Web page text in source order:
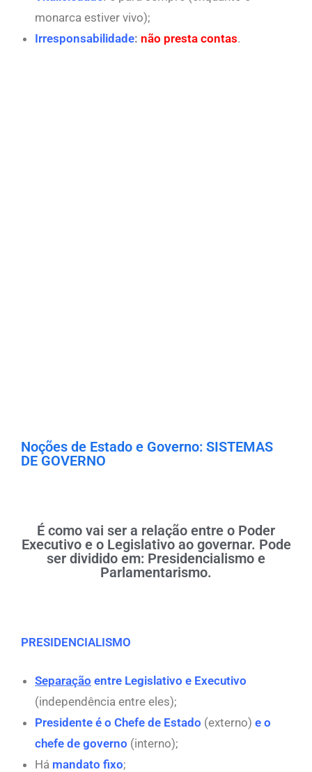
monarca estiver vivo);
Irresponsabilidade: não presta contas.
Noções de Estado e Governo: SISTEMAS
DE GOVERNO
É como vai ser a relação entre o Poder
Executivo e o Legislativo ao governar. Pode
ser dividido em: Presidencialismo e
Parlamentarismo.
PRESIDENCIALISMO
Separação entre Legislativo e Executivo
(independência entre eles);
Presidente é o Chefe de Estado (externo) e o
chefe de governo (interno);
Há mandato fixo;